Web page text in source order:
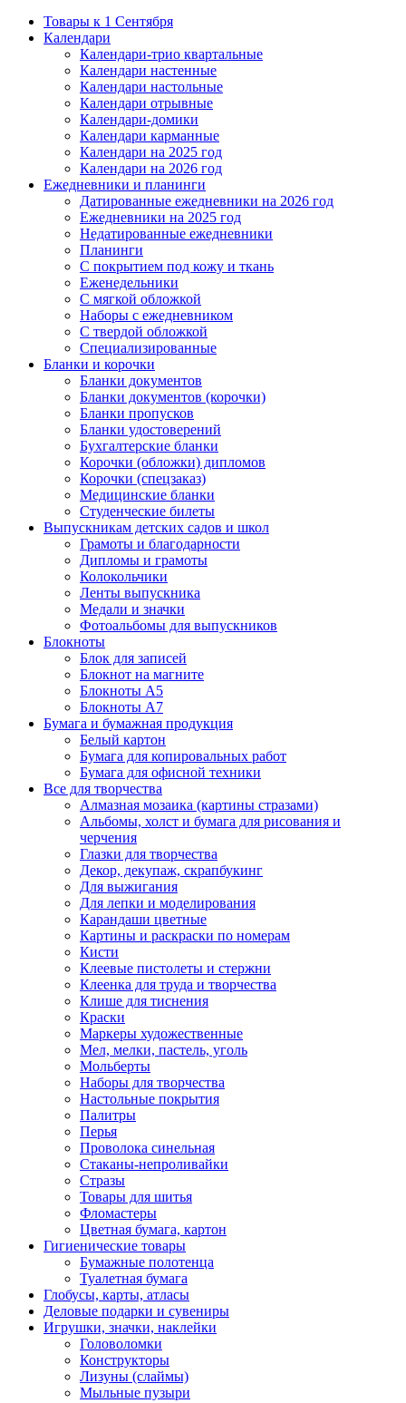
Товары к 1 Сентября
Календари
Календари-трио квартальные
Календари настенные
Календари настольные
Календари отрывные
Календари-домики
Календари карманные
Календари на 2025 год
Календари на 2026 год
Ежедневники и планинги
Датированные ежедневники на 2026 год
Ежедневники на 2025 год
Недатированные ежедневники
Планинги
С покрытием под кожу и ткань
Еженедельники
С мягкой обложкой
Наборы с ежедневником
С твердой обложкой
Специализированные
Бланки и корочки
Бланки документов
Бланки документов (корочки)
Бланки пропусков
Бланки удостоверений
Бухгалтерские бланки
Корочки (обложки) дипломов
Корочки (спецзаказ)
Медицинские бланки
Студенческие билеты
Выпускникам детских садов и школ
Грамоты и благодарности
Дипломы и грамоты
Колокольчики
Ленты выпускника
Медали и значки
Фотоальбомы для выпускников
Блокноты
Блок для записей
Блокнот на магните
Блокноты А5
Блокноты А7
Бумага и бумажная продукция
Белый картон
Бумага для копировальных работ
Бумага для офисной техники
Все для творчества
Алмазная мозаика (картины стразами)
Альбомы, холст и бумага для рисования и
черчения
Глазки для творчества
Декор, декупаж, скрапбукинг
Для выжигания
Для лепки и моделирования
Карандаши цветные
Картины и раскраски по номерам
Кисти
Клеевые пистолеты и стержни
Клеенка для труда и творчества
Клише для тиснения
Краски
Маркеры художественные
Мел, мелки, пастель, уголь
Мольберты
Наборы для творчества
Настольные покрытия
Палитры
Перья
Проволока синельная
Стаканы-непроливайки
Стразы
Товары для шитья
Фломастеры
Цветная бумага, картон
Гигиенические товары
Бумажные полотенца
Туалетная бумага
Глобусы, карты, атласы
Деловые подарки и сувениры
Игрушки, значки, наклейки
Головоломки
Конструкторы
Лизуны (слаймы)
Мыльные пузыри